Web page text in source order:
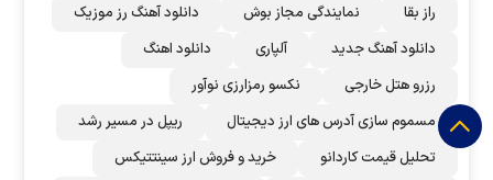
راز بقا
نمایندگی مجاز بوش
دانلود آهنگ رز‌ موزیک
دانلود آهنگ جدید
آلپاری
دانلود اهنگ
رزرو هتل خارجی
نکسو رمزارزی نوآور
مسموم سازی آدرس های ارز دیجیتال
ریپل در مسیر رشد
تحلیل قیمت کاردانو
خرید و فروش ارز سینتتیکس